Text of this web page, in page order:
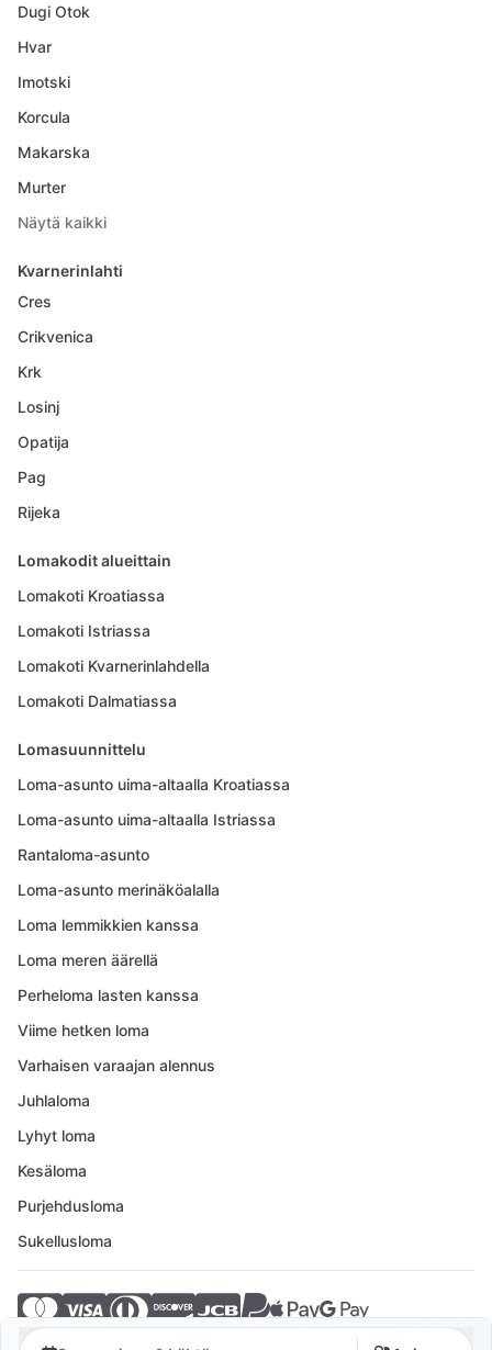
Dugi Otok
Hvar
Imotski
Korcula
Makarska
Murter
Näytä kaikki
Kvarnerinlahti
Cres
Crikvenica
Krk
Losinj
Opatija
Pag
Rijeka
Lomakodit alueittain
Lomakoti Kroatiassa
Lomakoti Istriassa
Lomakoti Kvarnerinlahdella
Lomakoti Dalmatiassa
Lomasuunnittelu
Loma-asunto uima-altaalla Kroatiassa
Loma-asunto uima-altaalla Istriassa
Rantaloma-asunto
Loma-asunto merinäköalalla
Loma lemmikkien kanssa
Loma meren äärellä
Perheloma lasten kanssa
Viime hetken loma
Varhaisen varaajan alennus
Juhlaloma
Lyhyt loma
Kesäloma
Purjehdusloma
Sukellusloma
© 2026 Crovillas GmbH